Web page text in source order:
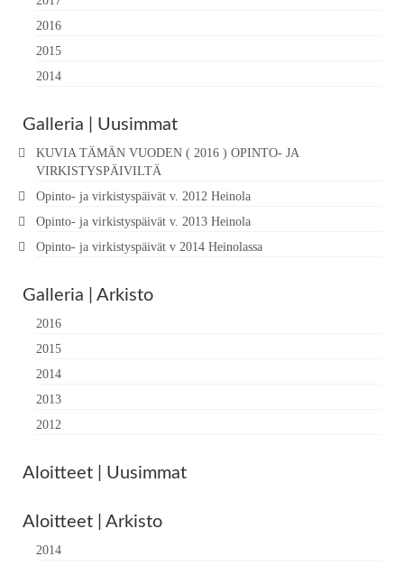
2016
2015
2014
Galleria | Uusimmat
KUVIA TÄMÄN VUODEN ( 2016 ) OPINTO- JA
VIRKISTYSPÄIVILTÄ
Opinto- ja virkistyspäivät v. 2012 Heinola
Opinto- ja virkistyspäivät v. 2013 Heinola
Opinto- ja virkistyspäivät v 2014 Heinolassa
Galleria | Arkisto
2016
2015
2014
2013
2012
Aloitteet | Uusimmat
Aloitteet | Arkisto
2014